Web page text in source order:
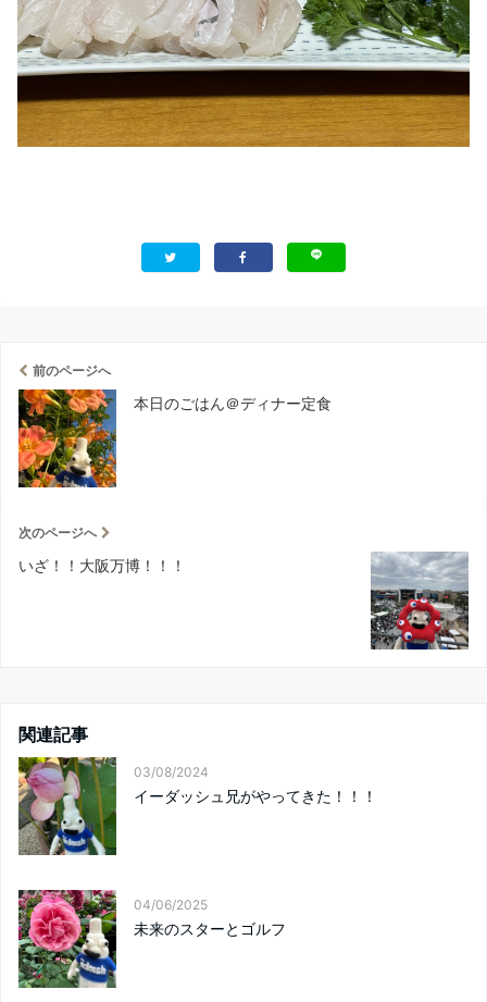
前のページへ
本日のごはん＠ディナー定食
次のページへ
いざ！！大阪万博！！！
関連記事
03/08/2024
イーダッシュ兄がやってきた！！！
04/06/2025
未来のスターとゴルフ